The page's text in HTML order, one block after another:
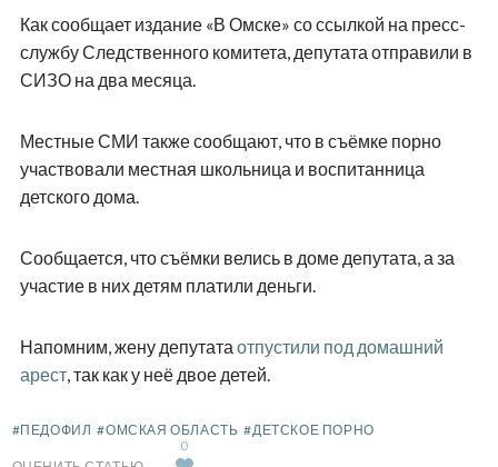
Как сообщает издание «В Омске» со ссылкой на пресс-
службу Следственного комитета, депутата отправили в
СИЗО на два месяца.
Местные СМИ также сообщают, что в съёмке порно
участвовали местная школьница и воспитанница
детского дома.
Сообщается, что съёмки велись в доме депутата, а за
участие в них детям платили деньги.
Напомним, жену депутата отпустили под домашний
арест, так как у неё двое детей.
#ПЕДОФИЛ #ОМСКАЯ ОБЛАСТЬ #ДЕТСКОЕ ПОРНО
0